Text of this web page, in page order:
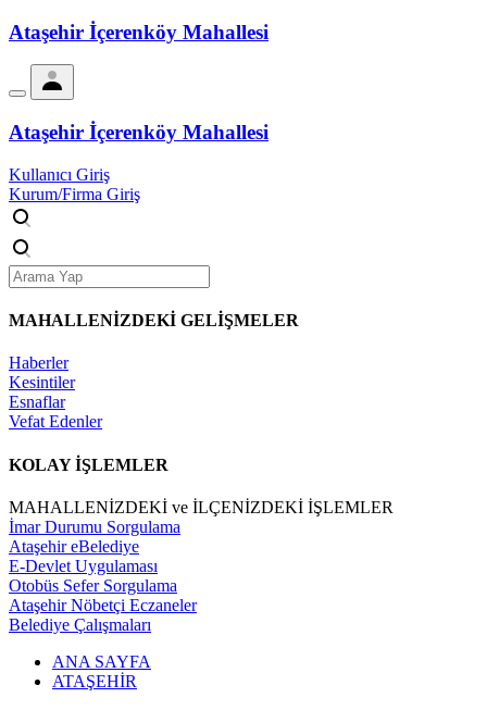
Ataşehir İçerenköy Mahallesi
Ataşehir İçerenköy Mahallesi
Kullanıcı Giriş
Kurum/Firma Giriş
MAHALLENİZDEKİ GELİŞMELER
Haberler
Kesintiler
Esnaflar
Vefat Edenler
KOLAY İŞLEMLER
MAHALLENİZDEKİ ve İLÇENİZDEKİ İŞLEMLER
İmar Durumu Sorgulama
Ataşehir eBelediye
E-Devlet Uygulaması
Otobüs Sefer Sorgulama
Ataşehir Nöbetçi Eczaneler
Belediye Çalışmaları
ANA SAYFA
ATAŞEHİR